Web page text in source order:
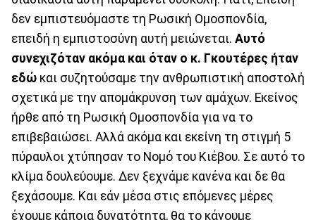
δεν εμπιστευόμαστε τη Ρωσική Ομοσπονδία,
επειδή η εμπιστοσύνη αυτή μειώνεται. Αυτό
συνεχιζόταν ακόμα και όταν ο κ. Γκουτέρες ήταν
εδώ και συζητούσαμε την ανθρωπιστική αποστολή
σχετικά με την απομάκρυνση των αμάχων. Εκείνος
ήρθε από τη Ρωσική Ομοσπονδία για να το
επιβεβαιώσει. Αλλά ακόμα και εκείνη τη στιγμή 5
πύραυλοι χτύπησαν το Νομό του Κιέβου. Σε αυτό το
κλίμα δουλεύουμε. Δεν ξεχνάμε κανένα και δε θα
ξεχάσουμε. Και εάν μέσα στις επόμενες μέρες
έχουμε κάποια δυνατότητα, θα το κάνουμε